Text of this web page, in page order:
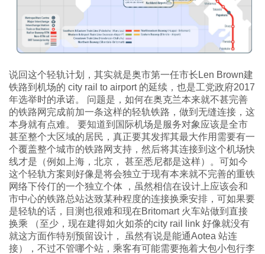
说回这个轻轨计划，其实就是奥市第一任市长Len Brown建
铁路到机场的 city rail to airport 的延续，也是工党政府2017
年选举时的承诺。 问题是，如何在奥克兰本来就不甚完善
的铁路网完成前加一条这样的轻轨铁路，做到无缝连接，这
本身就有点难。 要知道到国际机场是服务对象应该是全市
甚至整个大区域的居民，真正要其发挥其最大作用需要有一
个覆盖整个城市的铁路网支持，然后将其连接到这个机场快
线才是（例如上海，北京， 甚至悉尼都是这样）。可如今
这个轻轨方案则好像是将会独立于现有本来就不完善的重铁
网络下伶仃的一个独立个体 ，虽然相信在设计上应该会和
市中心的铁路总站达致某种程度的连接换乘安排，可如果要
是轻轨的话，目测也很难和现在Britomart 火车站做到直接
换乘 （至少，现在建得如火如荼的city rail link 好像就没有
就这方面作特别预留设计， 虽然有说是能通Aotea 站连
接），不过不管哪个站，乘客有可能需要拖着大包小包行李